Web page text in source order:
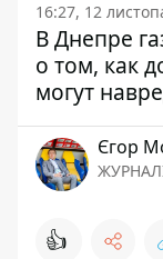
16:27, 12
В Днепре
о том, как
могут
Єгор
👍